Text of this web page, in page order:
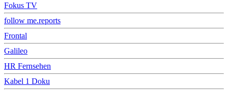
Fokus TV
follow me.reports
Frontal
Galileo
HR Fernsehen
Kabel 1 Doku